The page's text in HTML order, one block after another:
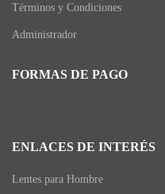
Términos y Condiciones
Administrador
FORMAS DE PAGO
ENLACES DE INTERÉS
Lentes para Hombre